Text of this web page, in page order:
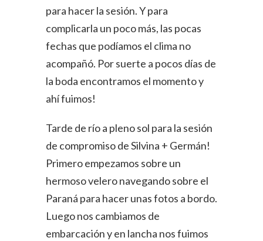
para hacer la sesión. Y para
complicarla un poco más, las pocas
fechas que podíamos el clima no
acompañó. Por suerte a pocos días de
la boda encontramos el momento y
ahí fuimos!
Tarde de río a pleno sol para la sesión
de compromiso de Silvina + Germán!
Primero empezamos sobre un
hermoso velero navegando sobre el
Paraná para hacer unas fotos a bordo.
Luego nos cambiamos de
embarcación y en lancha nos fuimos